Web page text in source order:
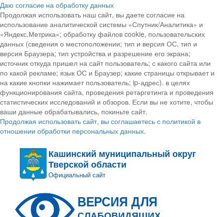
Даю согласие на обработку данных
Продолжая использовать наш сайт, вы даете согласие на
использование аналитической системы «Спутник/Аналитика» и
«Яндекс.Метрика»; обработку файлов cookie, пользовательских
данных (сведения о местоположении; тип и версия ОС, тип и
версия Браузера; тип устройства и разрешение его экрана;
источник откуда пришел на сайт пользователь; с какого сайта или
по какой рекламе; язык ОС и Браузер; какие страницы открывает и
на какие кнопки нажимает пользователь; ip-адрес). в целях
функционирования сайта, проведения ретаргетинга и проведения
статистических исследований и обзоров. Если вы не хотите, чтобы
ваши данные обрабатывались, покиньте сайт.
Продолжая использовать сайт, вы соглашаетесь с политикой в
отношении обработки персональных данных.